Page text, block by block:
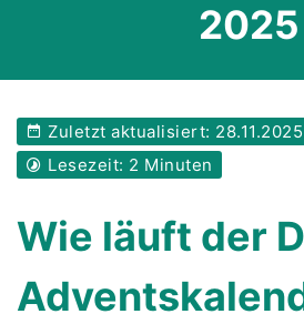
Warum wir?
Deutsch
2025
Zuletzt aktualisiert: 28.11.2025
Lesezeit: 2 Minuten
Wie läuft der